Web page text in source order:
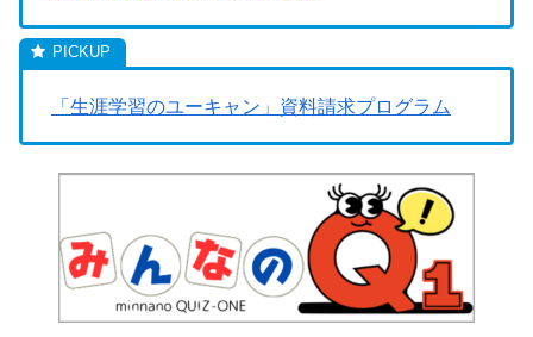
「生涯学習のユーキャン」資料請求プログラム